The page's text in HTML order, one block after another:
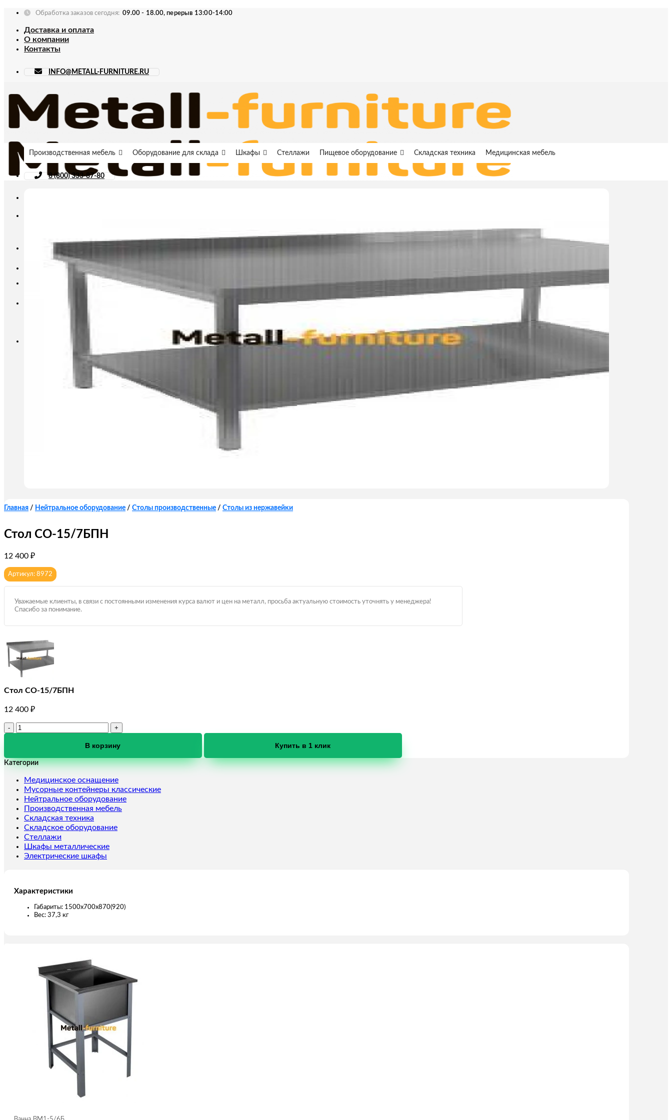
Skip
content
Обработка заказов сегодня: 09.00 - 18.00, перерыв 13:00-14:00
Доставка и оплата
О компании
Контакты
INFO@METALL-FURNITURE.RU
8 (800) 333-87-80
Производственная мебель Оборудование для склада Шкафы Стеллажи Пищевое оборудование Складская техника Медицинская мебель
8 (800) 333-87-80
Главная / Нейтральное оборудование / Столы производственные / Столы из нержавейки
Стол СО-15/7БПН
12 400 ₽
Артикул: 8972
Уважаемые клиенты, в связи с постоянными изменения курса валют и цен на металл, просьба актуальную стоимость уточнять у менеджера!
Спасибо за понимание.
Стол СО-15/7БПН
12 400 ₽
Количество
В корзину Купить в 1 клик
Категории
Медицинское оснащение
Мусорные контейнеры классические
Нейтральное оборудование
Производственная мебель
Складская техника
Складское оборудование
Стеллажи
Шкафы металлические
Электрические шкафы
Характеристики
Габариты: 1500х700х870(920)
Вес: 37,3 кг